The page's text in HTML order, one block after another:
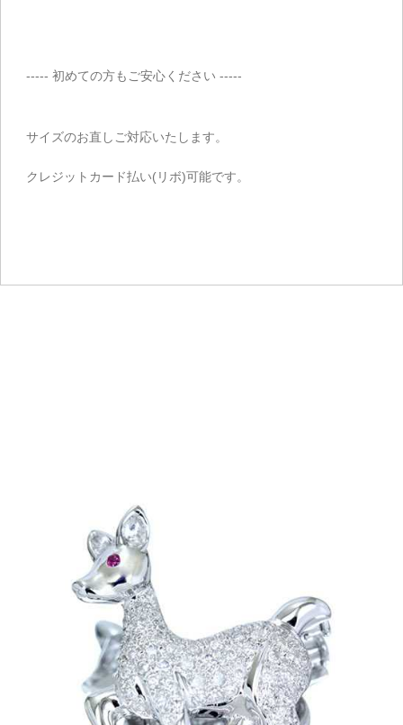
----- 初めての方もご安心ください -----
サイズのお直しご対応いたします。
クレジットカード払い(リボ)可能です。